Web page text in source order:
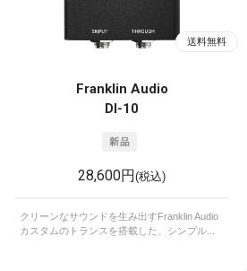
Franklin Audio
DI-10
28,600円(税込)
クリーンなサウンドを生み出すFranklin Audio
カスタムのトランスを搭載した、シンプル...